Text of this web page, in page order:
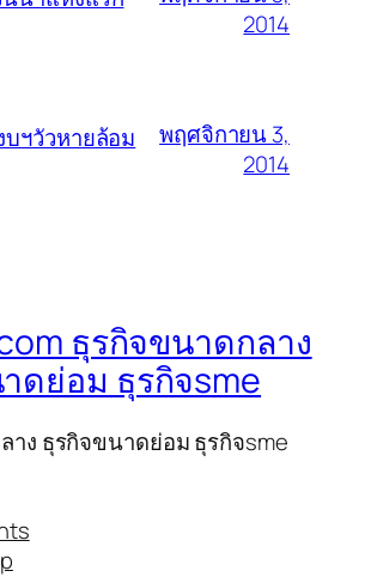
2014
ฯวัวหายล้อม
พฤศจิกายน 3,
2014
ธุรกิจขนาดกลาง
ดย่อม ธุรกิจsme
าง ธุรกิจขนาดย่อม ธุรกิจsme